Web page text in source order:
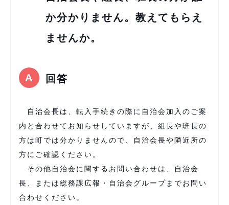
か分かりません。教えてもらえ
ませんか。
回答
自治会長は、転入手続きの際に自治会加入のご案
内と合わせてお知らせしていますが、組長や班長の
方は町では分かりませんので、自治会長や隣近所の
方にご確認ください。
その他自治会に関するお問い合わせは、自治会
長、または総務課広報・自治会グループまでお問い
合わせください。